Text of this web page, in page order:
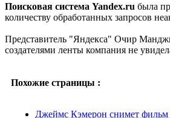
Поисковая система Yandex.ru была
количеству обработанных запросов
Представитель "Яндекса" Очир
создателями ленты компания не
Похожие страницы :
Джеймс Кэмерон снимет